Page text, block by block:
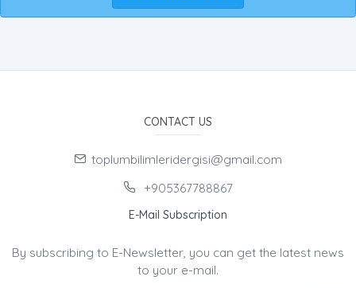
CONTACT US
toplumbilimleridergisi@gmail.com
+905367788867
E-Mail Subscription
By subscribing to E-Newsletter, you can get the latest news
to your e-mail.